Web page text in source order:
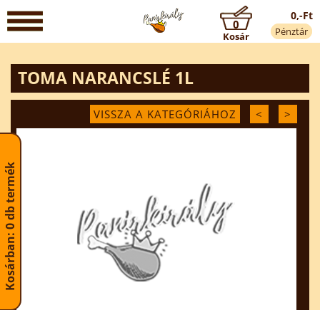
0,-Ft
Pénztár
0
Kosár
TOMA NARANCSLÉ 1L
VISSZA A KATEGÓRIÁHOZ < >
Kosárban: 0 db termék